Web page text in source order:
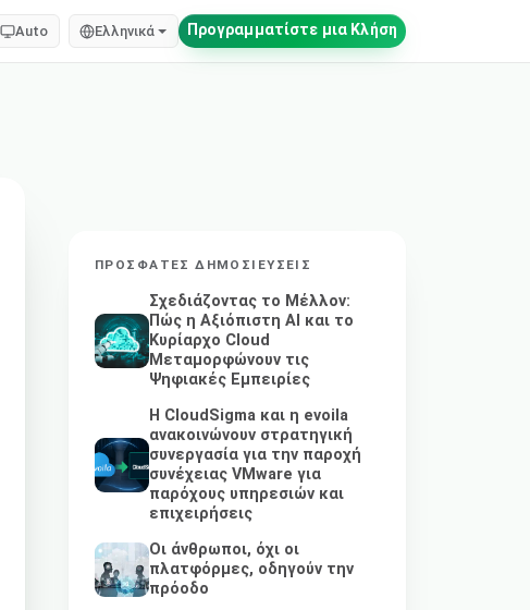
Auto Ελληνικά Προγραμματίστε μια Κλήση
ΠΡΌΣΦΑΤΕΣ ΔΗΜΟΣΙΕΎΣΕΙΣ
Σχεδιάζοντας το Μέλλον:
Πώς η Αξιόπιστη AI και το
Κυρίαρχο Cloud
Μεταμορφώνουν τις
Ψηφιακές Εμπειρίες
Η CloudSigma και η evoila
ανακοινώνουν στρατηγική
συνεργασία για την παροχή
συνέχειας VMware για
παρόχους υπηρεσιών και
επιχειρήσεις
Οι άνθρωποι, όχι οι
πλατφόρμες, οδηγούν την
πρόοδο